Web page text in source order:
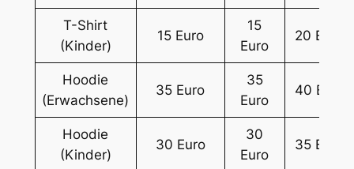
T-Shirt
(Kinder)
15 Euro
15
Euro
20 Euro
Hoodie
(Erwachsene)
35 Euro
35
Euro
40 Euro
Hoodie
(Kinder)
30 Euro
30
Euro
35 Euro